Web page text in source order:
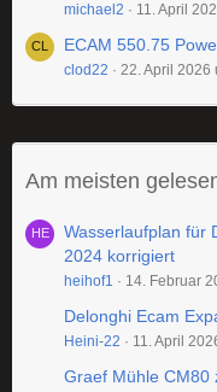
michael2 11. April
ECAM 550.75
clod22 22. April 2026
Am meisten
Wasserlaufplan für
2024 korrigiert
heihof1 14. Februar
Delonghi Ecam
Heini-22 11. April
Graef Mühle CM80